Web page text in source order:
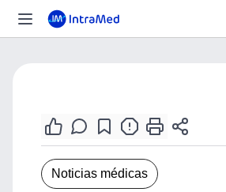
Noticias médicas